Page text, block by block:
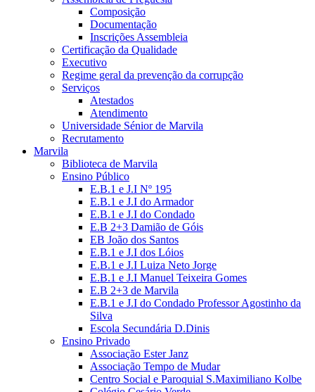
Composição
Documentação
Inscrições Assembleia
Certificação da Qualidade
Executivo
Regime geral da prevenção da corrupção
Serviços
Atestados
Atendimento
Universidade Sénior de Marvila
Recrutamento
Marvila
Biblioteca de Marvila
Ensino Público
E.B.1 e J.I Nº 195
E.B.1 e J.I do Armador
E.B.1 e J.I do Condado
E.B 2+3 Damião de Góis
EB João dos Santos
E.B.1 e J.I dos Lóios
E.B.1 e J.I Luiza Neto Jorge
E.B.1 e J.I Manuel Teixeira Gomes
E.B 2+3 de Marvila
E.B.1 e J.I do Condado Professor Agostinho da
Silva
Escola Secundária D.Dinis
Ensino Privado
Associação Ester Janz
Associação Tempo de Mudar
Centro Social e Paroquial S.Maximiliano Kolbe